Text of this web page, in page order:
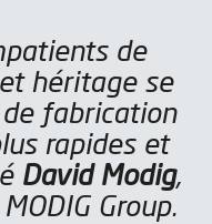
héritage se
fabrication
rapides et
David Modig,
Group.